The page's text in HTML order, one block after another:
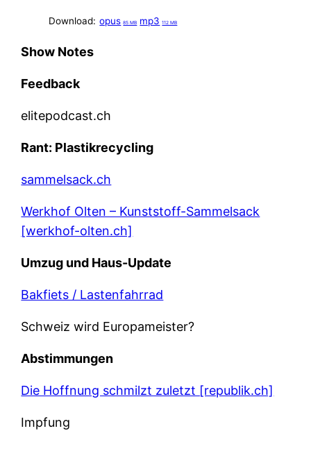
Download: opus 85 MB mp3 112 MB
Show Notes
Feedback
elitepodcast.ch
Rant: Plastikrecycling
sammelsack.ch
Werkhof Olten – Kunststoff-Sammelsack
[werkhof-olten.ch]
Umzug und Haus-Update
Bakfiets / Lastenfahrrad
Schweiz wird Europameister?
Abstimmungen
Die Hoffnung schmilzt zuletzt [republik.ch]
Impfung